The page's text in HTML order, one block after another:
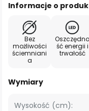
Informacje o
Bez
możliwości
ściemniani
a
Oszczędno
ść energii i
trwałość
Wymiary
Wysokość (cm):